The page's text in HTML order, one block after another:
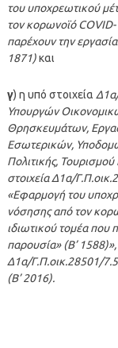
του υποχρεωτικού
τον κορωνοϊό
παρέχουν την
1871)και
γ) η υπό στοιχεία
Υπουργών
Θρησκευμάτων,
Εσωτερικών,
Πολιτικής,
στοιχεία Δ1α/
«Εφαρμογή του
νόσησης από τον
ιδιωτικού τομέα που
παρουσία» (Β’
Δ1α/Γ.Π.οικ.28501/
(Β’ 2016).